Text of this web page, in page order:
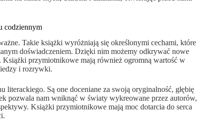
codziennym
Takie książki wyróżniają się określonymi cechami, które
doświadczeniem. Dzięki nim możemy odkrywać nowe
Książki przymiotnikowe mają również ogromną wartość w
i rozrywki.
Są one doceniane za swoją oryginalność, głębię
pozwala nam wniknąć w światy wykreowane przez autorów,
Książki przymiotnikowe mają moc dotarcia do serca